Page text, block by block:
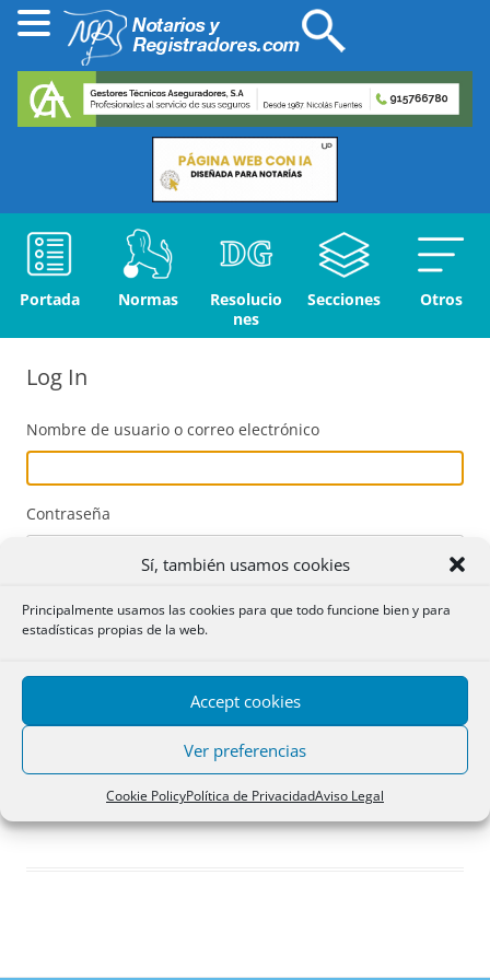
Sí, también usamos cookies
Principalmente usamos las cookies para que todo funcione bien y para
estadísticas propias de la web.
Accept cookies
Ver preferencias
Cookie PolicyPolítica de PrivacidadAviso Legal
Portada Normas
Resolucio
nes
Secciones Otros
Log In
Nombre de usuario o correo electrónico
Contraseña
Acceder
Registro
¿Has olvidado tu contraseña?